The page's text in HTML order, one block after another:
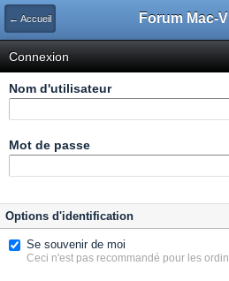
← Accueil Forum Mac-
Connexion
Nom d'utilisateur
Mot de passe
Options d'identification
Se souvenir de moi
Ceci n'est pas recommandé pour les